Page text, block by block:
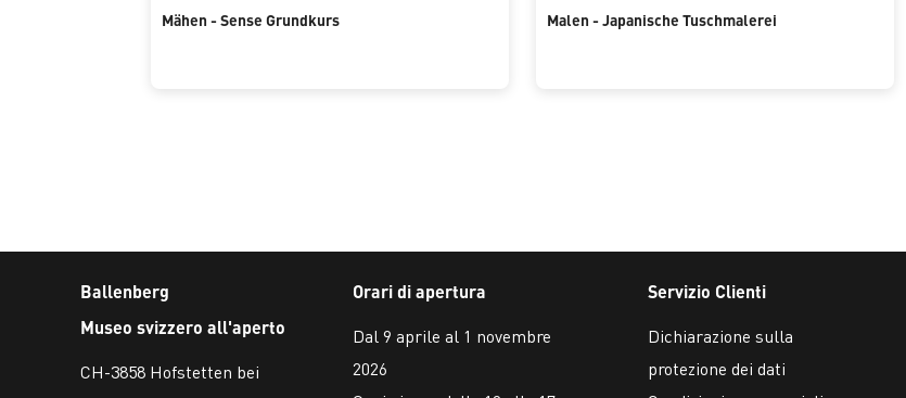
Mähen - Sense Grundkurs Malen - Japanische Tuschmalerei
Ballenberg
Museo svizzero all'aperto
CH-3858 Hofstetten bei
Orari di apertura
Dal 9 aprile al 1 novembre
2026
Servizio Clienti
Dichiarazione sulla
protezione dei dati